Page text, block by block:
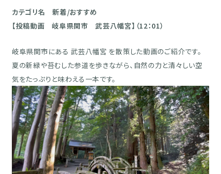
カテゴリ名 新着/おすすめ
【投稿動画 岐阜県関市 武芸八幡宮】（12：01）
岐阜県関市にある 武芸八幡宮 を散策した動画のご紹介です。
夏の新緑や苔むした参道を歩きながら、自然の力と清々しい空
気をたっぷりと味わえる一本です。